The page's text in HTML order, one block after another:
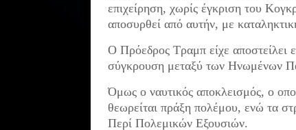
επιχείρηση, χωρίς έγκριση του
αποσυρθεί από αυτήν, με
Ο Πρόεδρος Τραμπ είχε αποστείλει
σύγκρουση μεταξύ των Ηνωμένων
Όμως ο ναυτικός αποκλεισμός, ο
θεωρείται πράξη πολέμου, ενώ τα
Περί Πολεμικών Εξουσιών.